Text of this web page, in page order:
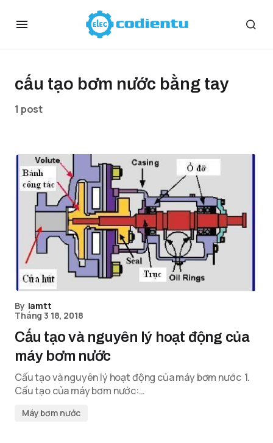
cấu tạo bơm nước bằng tay
1 post
By lamtt
Tháng 3 18, 2018
Cấu tạo và nguyên lý hoạt động của
máy bơm nước
Cấu tạo và nguyên lý hoạt động của máy bơm nước 1.
Cấu tạo của máy bơm nước:…
Máy bơm nước